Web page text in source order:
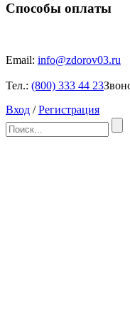
Способы оплаты
Email: info@zdorov03.ru
Тел.: (800) 333 44 23
Вход /Регистрация